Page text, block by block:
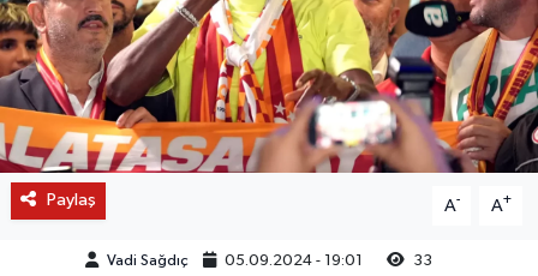
Paylaş A- A+
Vadi Sağdıç 05.09.2024 - 19:01 33